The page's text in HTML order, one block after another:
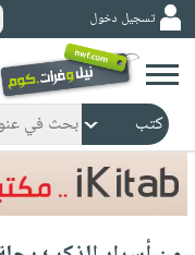
ورقية
المواضيع
صدر
حديثاً
الأكثر
كتب
الكترونية
تسجيل دخول